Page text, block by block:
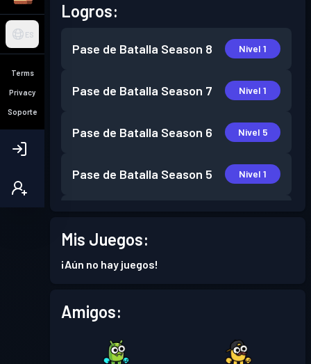
ES
Terms
Privacy
Soporte
Logros:
Pase de Batalla Season 8 Nivel 1
Pase de Batalla Season 7 Nivel 1
Pase de Batalla Season 6 Nivel 5
Pase de Batalla Season 5 Nivel 1
Pase de Batalla
Mis Juegos:
¡Aún no hay juegos!
Amigos: